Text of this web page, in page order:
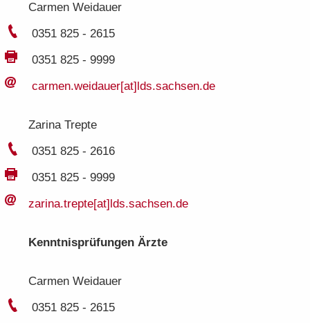
Car­men Weidau­er
0351 825 - 2615
0351 825 - 9999
car­men.​weidauer[at]lds.​sachsen.​de
Za­ri­na Trep­te
0351 825 - 2616
0351 825 - 9999
za­ri­na.​trepte[at]lds.​sachsen.​de
Kennt­nis­prü­fun­gen Ärzte
Car­men Weidau­er
0351 825 - 2615